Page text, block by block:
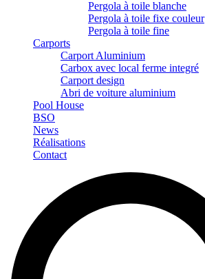
Pergola à toile blanche
Pergola à toile fixe couleur
Pergola à toile fine
Carports
Carport Aluminium
Carbox avec local ferme integré
Carport design
Abri de voiture aluminium
Pool House
BSO
News
Réalisations
Contact